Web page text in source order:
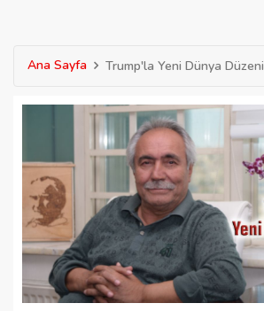
Ana Sayfa Trump'la Yeni Dünya Düzeni